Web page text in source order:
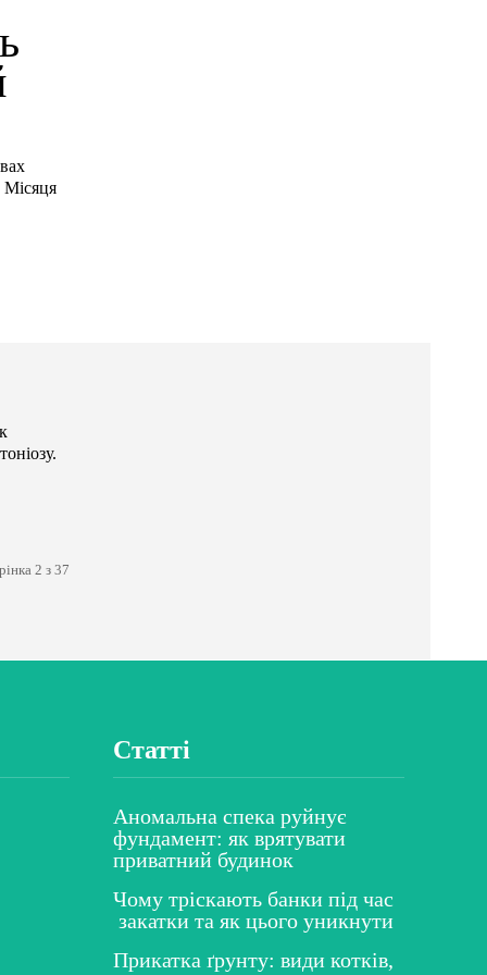
Місяця
2 з 37
Статті
Аномальна спека руйнує
фундамент: як врятувати
приватний будинок
Чому тріскають банки під час
закатки та як цього уникнути
Прикатка ґрунту: види котків,